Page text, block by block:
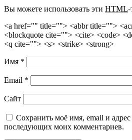
Вы можете использовать эти HTML-
<a href="" title=""> <abbr title="">
<blockquote cite=""> <cite> <code>
<q cite=""> <s> <strike> <strong>
Имя *
Email *
Сайт
Сохранить моё имя, email и адрес
последующих моих комментариев.